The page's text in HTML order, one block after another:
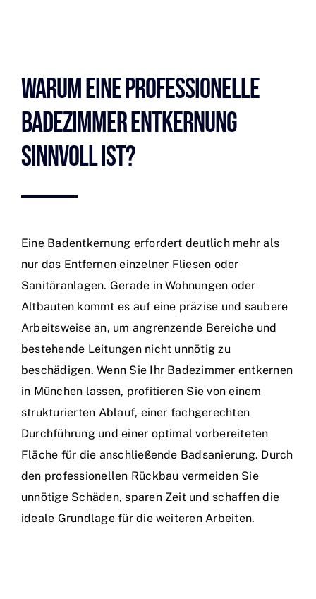
Warum Eine Professionelle
Badezimmer Entkernung
Sinnvoll Ist?
Eine Badentkernung erfordert deutlich mehr als
nur das Entfernen einzelner Fliesen oder
Sanitäranlagen. Gerade in Wohnungen oder
Altbauten kommt es auf eine präzise und saubere
Arbeitsweise an, um angrenzende Bereiche und
bestehende Leitungen nicht unnötig zu
beschädigen. Wenn Sie Ihr Badezimmer entkernen
in München lassen, profitieren Sie von einem
strukturierten Ablauf, einer fachgerechten
Durchführung und einer optimal vorbereiteten
Fläche für die anschließende Badsanierung. Durch
den professionellen Rückbau vermeiden Sie
unnötige Schäden, sparen Zeit und schaffen die
ideale Grundlage für die weiteren Arbeiten.